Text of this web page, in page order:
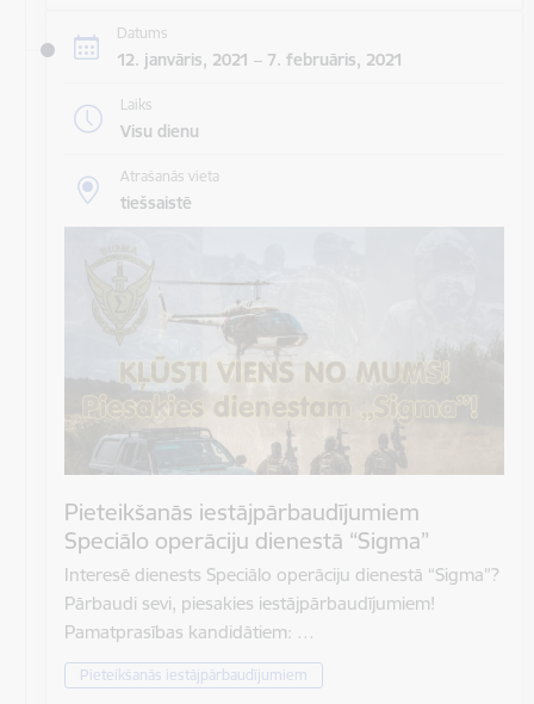
Datums
12. janvāris, 2021 – 7. februāris, 2021
Laiks
Visu dienu
Atrašanās vieta
tiešsaistē
Pieteikšanās iestājpārbaudījumiem
Speciālo operāciju dienestā “Sigma”
Interesē dienests Speciālo operāciju dienestā “Sigma”?
Pārbaudi sevi, piesakies iestājpārbaudījumiem!
Pamatprasības kandidātiem: …
Pieteikšanās iestājpārbaudījumiem